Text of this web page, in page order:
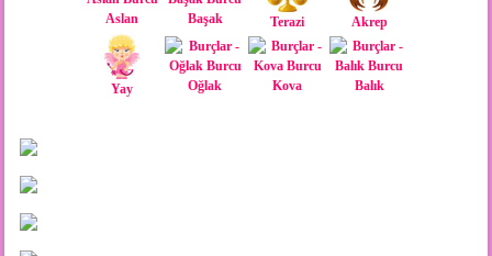
Aslan Başak Terazi Akrep
Yay Oğlak Kova Balık